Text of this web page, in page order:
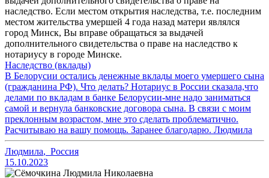
наследство. Если местом открытия наследства, т.е. последним
местом жительства умершей 4 года назад матери являлся
город Минск, Вы вправе обращаться за выдачей
дополнительного свидетельства о праве на наследство к
нотариусу в городе Минске.
Наследство (вклады)
В Белорусии остались денежные вклады моего умершего сына
(гражданина РФ). Что делать? Нотариус в России сказала,что
делами по вкладам в банке Белорусии-мне надо заниматься
самой и вернула банковские договора сына. В связи с моим
преклонным возрастом, мне это сделать проблематично.
Расчитываю на вашу помощь. Заранее благодарю. Людмила
Людмила, Россия
15.10.2023